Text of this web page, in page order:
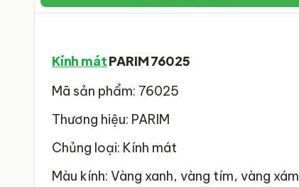
Kính mátPARIM 76025
Mã sản phẩm: 76025
Thương hiệu: PARIM
Chủng loại: Kính mát
Màu kính: Vàng xanh, vàng tím, vàng xám